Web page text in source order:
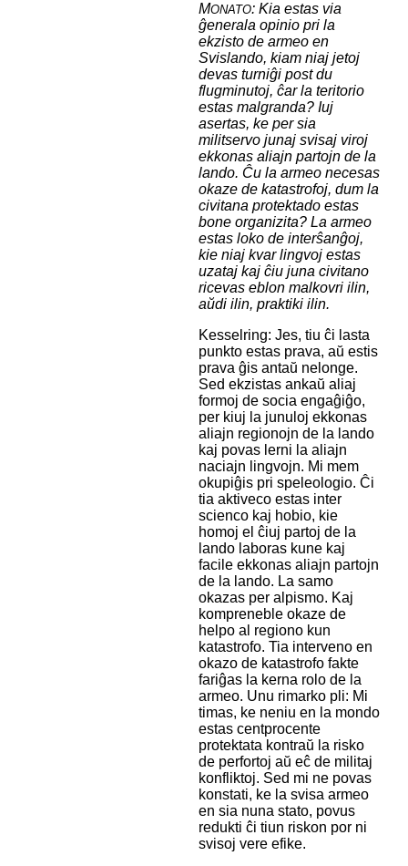
MONATO: Kia estas via
ĝenerala opinio pri la
ekzisto de armeo en
Svislando, kiam niaj jetoj
devas turniĝi post du
flugminutoj, ĉar la teritorio
estas malgranda? Iuj
asertas, ke per sia
militservo junaj svisaj viroj
ekkonas aliajn partojn de la
lando. Ĉu la armeo necesas
okaze de katastrofoj, dum la
civitana protektado estas
bone organizita? La armeo
estas loko de interŝanĝoj,
kie niaj kvar lingvoj estas
uzataj kaj ĉiu juna civitano
ricevas eblon malkovri ilin,
aŭdi ilin, praktiki ilin.
Kesselring: Jes, tiu ĉi lasta
punkto estas prava, aŭ estis
prava ĝis antaŭ nelonge.
Sed ekzistas ankaŭ aliaj
formoj de socia engaĝiĝo,
per kiuj la junuloj ekkonas
aliajn regionojn de la lando
kaj povas lerni la aliajn
naciajn lingvojn. Mi mem
okupiĝis pri speleologio. Ĉi
tia aktiveco estas inter
scienco kaj hobio, kie
homoj el ĉiuj partoj de la
lando laboras kune kaj
facile ekkonas aliajn partojn
de la lando. La samo
okazas per alpismo. Kaj
kompreneble okaze de
helpo al regiono kun
katastrofo. Tia interveno en
okazo de katastrofo fakte
fariĝas la kerna rolo de la
armeo. Unu rimarko pli: Mi
timas, ke neniu en la mondo
estas centprocente
protektata kontraŭ la risko
de perfortoj aŭ eĉ de militaj
konfliktoj. Sed mi ne povas
konstati, ke la svisa armeo
en sia nuna stato, povus
redukti ĉi tiun riskon por ni
svisoj vere efike.